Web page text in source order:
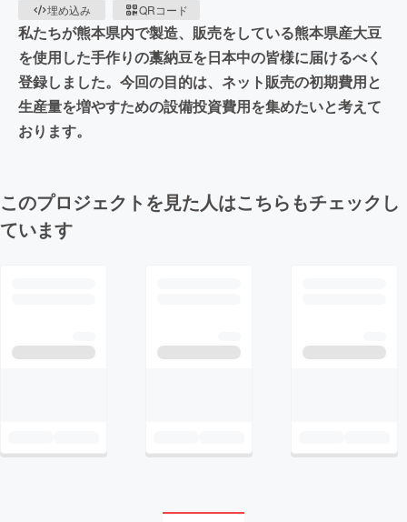
埋め込み
QRコード
私たちが熊本県内で製造、販売をしている熊本県産大豆
を使用した手作りの藁納豆を日本中の皆様に届けるべく
登録しました。今回の目的は、ネット販売の初期費用と
生産量を増やすための設備投資費用を集めたいと考えて
おります。
このプロジェクトを見た人はこちらもチェックし
ています